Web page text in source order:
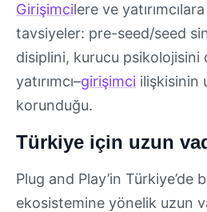
Girişimcilere ve
tavsiyeler: pre-seed/seed
disiplini, kurucu
yatırımcı–girişimci ilişkisinin
korunduğu.
Türkiye için uzun
Plug and Play’in Türkiye’de
ekosistemine yönelik uzun